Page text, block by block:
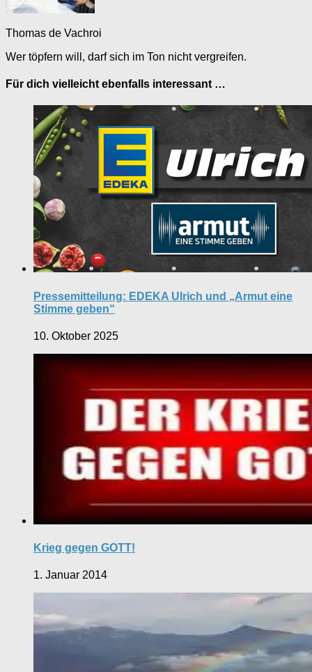
Thomas de Vachroi
Wer töpfern will, darf sich im Ton nicht vergreifen.
Für dich vielleicht ebenfalls interessant …
Pressemitteilung: EDEKA Ulrich und „Armut eine
Stimme geben“
10. Oktober 2025
Krieg gegen GOTT!
1. Januar 2014